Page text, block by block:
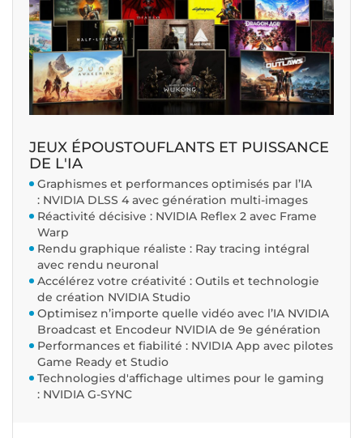
JEUX ÉPOUSTOUFLANTS ET PUISSANCE
DE L'IA
Graphismes et performances optimisés par l’IA
: NVIDIA DLSS 4 avec génération multi-images
Réactivité décisive : NVIDIA Reflex 2 avec Frame
Warp
Rendu graphique réaliste : Ray tracing intégral
avec rendu neuronal
Accélérez votre créativité : Outils et technologie
de création NVIDIA Studio
Optimisez n’importe quelle vidéo avec l’IA NVIDIA
Broadcast et Encodeur NVIDIA de 9e génération
Performances et fiabilité : NVIDIA App avec pilotes
Game Ready et Studio
Technologies d'affichage ultimes pour le gaming
: NVIDIA G-SYNC